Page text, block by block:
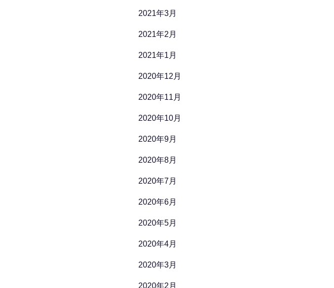
2021年3月
2021年2月
2021年1月
2020年12月
2020年11月
2020年10月
2020年9月
2020年8月
2020年7月
2020年6月
2020年5月
2020年4月
2020年3月
2020年2月